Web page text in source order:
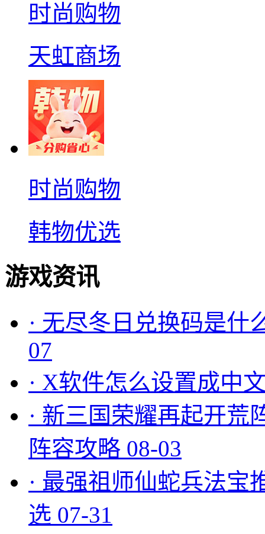
时尚购物
天虹商场
时尚购物
韩物优选
游戏资讯
· 无尽冬日兑换码是什
07
· X软件怎么设置成中
· 新三国荣耀再起开荒
阵容攻略 08-03
· 最强祖师仙蛇兵法宝
选 07-31